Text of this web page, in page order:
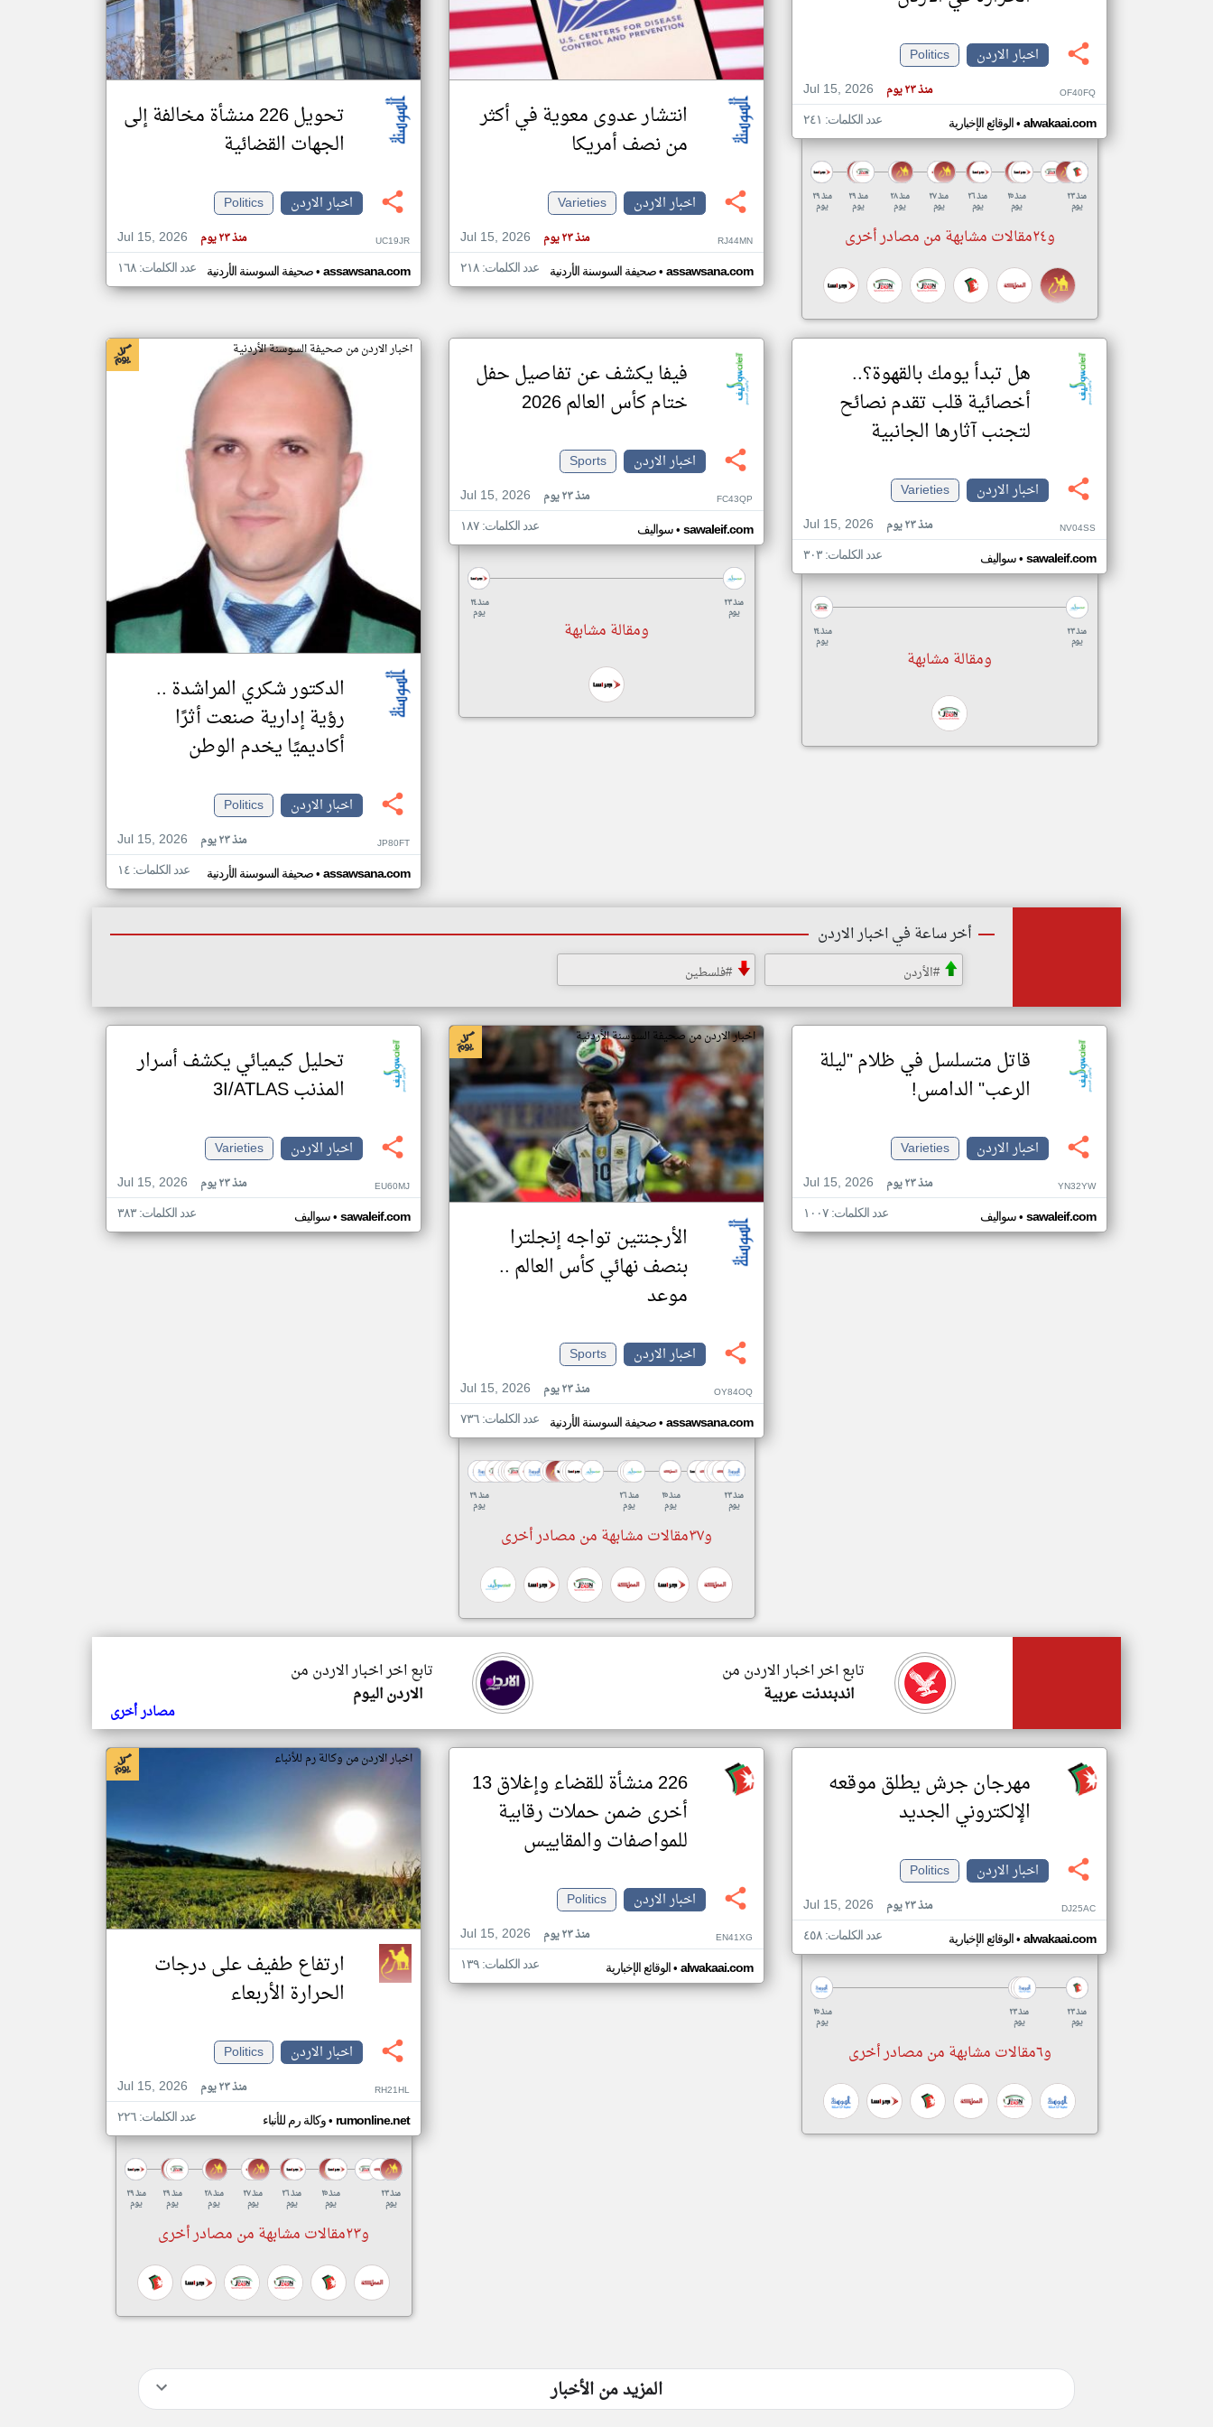
تغيير الدولة
اخبار الاردن على مدار الساعة
اخبار الاردن
Politics
Jul 15, 2026
منذ ٢٣ يوم OF40FQ
الوقائع الإخبارية• alwakaai.com عدد الكلمات: ٢٤١
منذ ٢٩
يوم
منذ ٢٩
يوم
منذ ٢٨
يوم
منذ ٢٧
يوم
منذ ٢٦
يوم
منذ ٢٥
يوم
منذ ٢٣
يوم
و٢٤مقالات مشابهة من مصادر أخرى
انتشار عدوى معوية في أكثر
من نصف أمريكا
اخبار الاردن
Varieties
Jul 15, 2026
منذ ٢٣ يوم RJ44MN
صحيفة السوسنة الأردنية• assawsana.com عدد الكلمات: ٢١٨
تحويل 226 منشأة مخالفة إلى
الجهات القضائية
اخبار الاردن
Politics
Jul 15, 2026
منذ ٢٣ يوم UC19JR
صحيفة السوسنة الأردنية• assawsana.com عدد الكلمات: ١٦٨
هل تبدأ يومك بالقهوة؟..
أخصائية قلب تقدم نصائح
لتجنب آثارها الجانبية
اخبار الاردن
Varieties
Jul 15, 2026
منذ ٢٣ يوم NV04SS
سواليف• sawaleif.com عدد الكلمات: ٣٠٣
منذ ٢٤
يوم
منذ ٢٣
يوم
ومقالة مشابهة
فيفا يكشف عن تفاصيل حفل
ختام كأس العالم 2026
اخبار الاردن
Sports
Jul 15, 2026
منذ ٢٣ يوم FC43QP
سواليف• sawaleif.com عدد الكلمات: ١٨٧
منذ ٢٤
يوم
منذ ٢٣
يوم
ومقالة مشابهة
اخبار الاردن من صحيفة السوسنة الأردنية
الدكتور شكري المراشدة ..
رؤية إدارية صنعت أثرًا
أكاديميًا يخدم الوطن
اخبار الاردن
Politics
Jul 15, 2026
منذ ٢٣ يوم JP80FT
صحيفة السوسنة الأردنية• assawsana.com عدد الكلمات: ١٤
أخر ساعة في اخبار الاردن
#الأردن #فلسطين
قاتل متسلسل في ظلام "ليلة
الرعب" الدامس!
اخبار الاردن
Varieties
Jul 15, 2026
منذ ٢٣ يوم YN32YW
سواليف• sawaleif.com عدد الكلمات: ١٠٠٧
اخبار الاردن من صحيفة السوسنة الأردنية
الأرجنتين تواجه إنجلترا
بنصف نهائي كأس العالم ..
موعد
اخبار الاردن
Sports
Jul 15, 2026
منذ ٢٣ يوم OY84OQ
صحيفة السوسنة الأردنية• assawsana.com عدد الكلمات: ٧٣٦
منذ ٢٩
يوم
منذ ٢٦
يوم
منذ ٢٥
يوم
منذ ٢٣
يوم
و٣٧مقالات مشابهة من مصادر أخرى
تحليل كيميائي يكشف أسرار
المذنب 3I/ATLAS
اخبار الاردن
Varieties
Jul 15, 2026
منذ ٢٣ يوم EU60MJ
سواليف• sawaleif.com عدد الكلمات: ٣٨٣
تابع اخر اخبار الاردن من
الاردن اليوم
تابع اخر اخبار الاردن من
اندبندنت عربية
مصادر أخرى
مهرجان جرش يطلق موقعه
الإلكتروني الجديد
اخبار الاردن
Politics
Jul 15, 2026
منذ ٢٣ يوم DJ25AC
الوقائع الإخبارية• alwakaai.com عدد الكلمات: ٤٥٨
منذ ٢٥
يوم
منذ ٢٣
يوم
منذ ٢٣
يوم
و٦مقالات مشابهة من مصادر أخرى
226 منشأة للقضاء وإغلاق 13
أخرى ضمن حملات رقابية
للمواصفات والمقاييس
اخبار الاردن
Politics
Jul 15, 2026
منذ ٢٣ يوم EN41XG
الوقائع الإخبارية• alwakaai.com عدد الكلمات: ١٣٩
اخبار الاردن من وكالة رم للأنباء
ارتفاع طفيف على درجات
الحرارة الأربعاء
اخبار الاردن
Politics
Jul 15, 2026
منذ ٢٣ يوم RH21HL
وكالة رم للأنباء• rumonline.net عدد الكلمات: ٢٢٦
منذ ٢٩
يوم
منذ ٢٩
يوم
منذ ٢٨
يوم
منذ ٢٧
يوم
منذ ٢٦
يوم
منذ ٢٥
يوم
منذ ٢٣
يوم
و٢٣مقالات مشابهة من مصادر أخرى
المزيد من الأخبار
klyoum.com